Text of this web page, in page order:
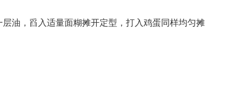
油，舀入适量面糊摊开定型，打入鸡蛋同样均匀摊